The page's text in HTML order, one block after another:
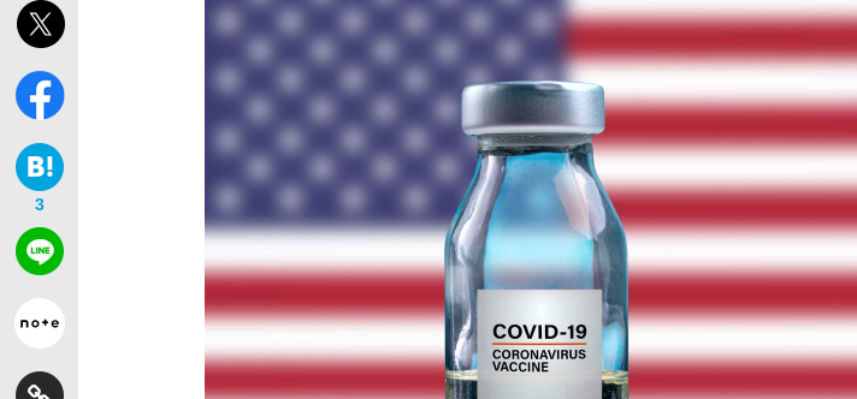
「敗因分析は一切聞かれなかった」侍ジャパン選手が証言した“NPB聞...
「目標達成できなかったからと言って…」サッカー日本代表・森保一監督...
もっと見る
キングの誕生を、目撃せよ。
もっと見る
3